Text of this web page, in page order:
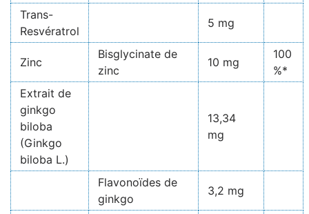
Trans-
Resvératrol
5 mg
Zinc
Bisglycinate de
zinc
10 mg
100
%*
Extrait de
ginkgo
biloba
(Ginkgo
biloba L.)
13,34
mg
Flavonoïdes de
ginkgo
3,2 mg